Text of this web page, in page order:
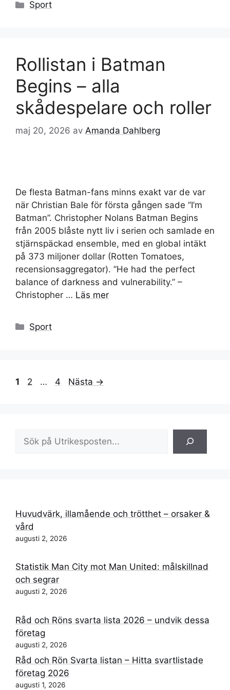
Kategorier
Sport
Rollistan i Batman
Begins – alla
skådespelare och roller
maj 20, 2026 av Amanda Dahlberg
De flesta Batman-fans minns exakt var de var
när Christian Bale för första gången sade ”I’m
Batman”. Christopher Nolans Batman Begins
från 2005 blåste nytt liv i serien och samlade en
stjärnspäckad ensemble, med en global intäkt
på 373 miljoner dollar (Rotten Tomatoes,
recensionsaggregator). ”He had the perfect
balance of darkness and vulnerability.” –
Christopher … Läs mer
Kategorier
Sport
Sida
1 Sida
2 … Sida
4 Nästa →
Huvudvärk, illamående och trötthet – orsaker &
vård
augusti 2, 2026
Statistik Man City mot Man United: målskillnad
och segrar
augusti 2, 2026
Råd och Röns svarta lista 2026 – undvik dessa
företag
augusti 2, 2026
Råd och Rön Svarta listan – Hitta svartlistade
företag 2026
augusti 1, 2026